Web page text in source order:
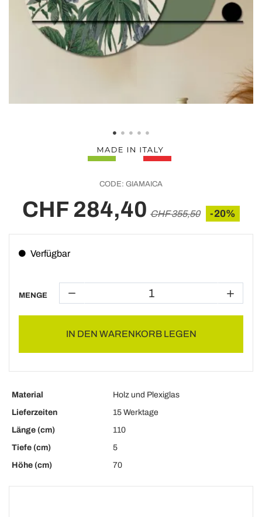
CODE: GIAMAICA
CHF 284,40 CHF 355,50 -20%
Verfügbar
MENGE
IN DEN WARENKORB LEGEN
Material
Holz und Plexiglas
Lieferzeiten
15 Werktage
Länge (cm)
110
Tiefe (cm)
5
Höhe (cm)
70